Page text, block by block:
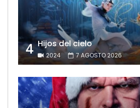
4 Hijos del cielo
2024 7 AGOSTO 2026